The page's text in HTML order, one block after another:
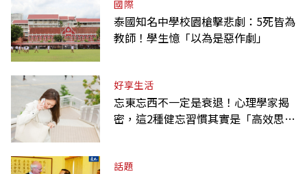
國際
泰國知名中學校園槍擊悲劇：5死皆為
教師！學生憶「以為是惡作劇」
好享生活
忘東忘西不一定是衰退！心理學家揭
密，這2種健忘習慣其實是「高效思
話題